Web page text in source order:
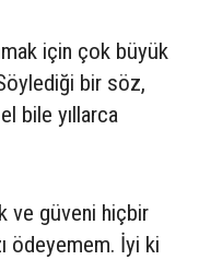
için çok büyük
bir söz,
bile yıllarca
ve güveni hiçbir
ödeyemem. İyi ki